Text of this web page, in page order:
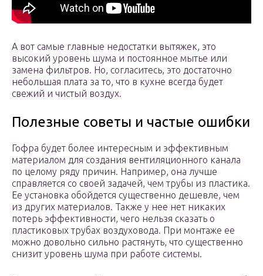
А вот самые главные недостатки вытяжек, это
высокий уровень шума и постоянное мытье или
замена фильтров. Но, согласитесь, это достаточно
небольшая плата за то, что в кухне всегда будет
свежий и чистый воздух.
Полезные советы и частые ошибки
Гофра будет более интересным и эффективным
материалом для создания вентиляционного канала
по целому ряду причин. Например, она лучше
справляется со своей задачей, чем трубы из пластика.
Ее установка обойдется существенно дешевле, чем
из других материалов. Также у нее нет никаких
потерь эффективности, чего нельзя сказать о
пластиковых трубах воздуховода. При монтаже ее
можно довольно сильно растянуть, что существенно
снизит уровень шума при работе системы.